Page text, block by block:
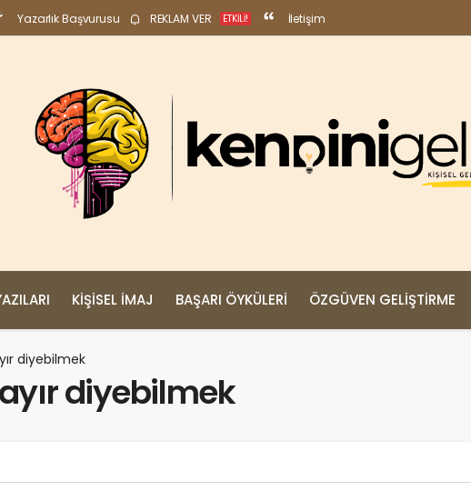
Yazarlık Başvurusu REKLAM VER ETKILI! İletişim
KIŞISEL İMAJ BAŞARI ÖYKÜLERI ÖZGÜVEN GELIŞTIRME
diyebilmek
diyebilmek